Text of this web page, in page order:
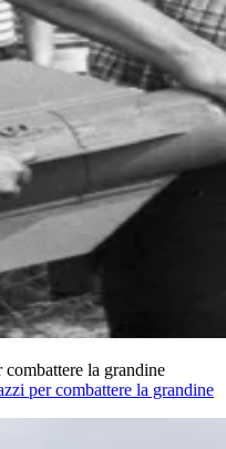
la grandine
per combattere la grandine